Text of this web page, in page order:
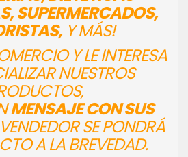
SUPERMERCADOS,
Y MÁS!
Y LE INTERESA
NUESTROS
MENSAJE CON SUS
SE PONDRÁ
A LA BREVEDAD.